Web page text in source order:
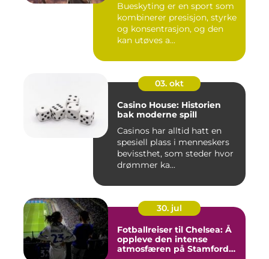
Bueskyting er en sport som
kombinerer presisjon, styrke
og konsentrasjon, og den
kan utøves a...
03. okt
Casino House: Historien
bak moderne spill
Casinos har alltid hatt en
spesiell plass i menneskers
bevissthet, som steder hvor
drømmer ka...
30. jul
Fotballreiser til Chelsea: Å
oppleve den intense
atmosfæren på Stamford